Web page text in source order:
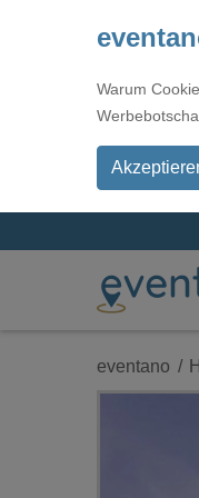
Warum
eventano